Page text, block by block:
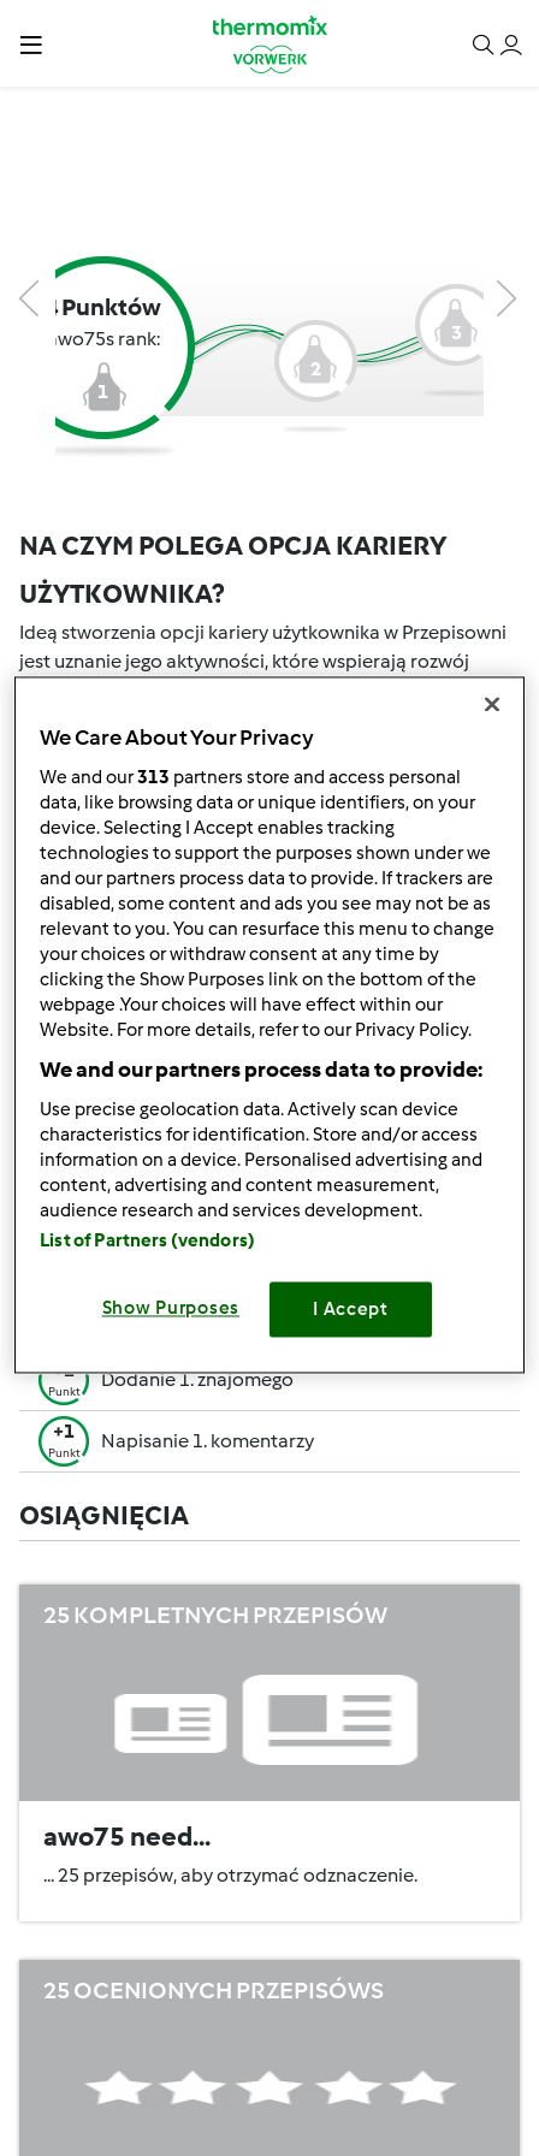
4 Punktów
awo75s rank:
1
2
3
NA CZYM POLEGA OPCJA KARIERY
UŻYTKOWNIKA?
Ideą stworzenia opcji kariery użytkownika w Przepisowni
jest uznanie jego aktywności, które wspierają rozwój
portalu społecznościowym są nagradzane przez punkty.
Osiągnięcie określonej liczby punktów, automatycznie
podwyższa Twoje miejsce w rankingu społecznościowym,
który określany jest numerem wewnątrz fartucha obok
nazwy użytkownika.
W JAKI SPOSÓB MOŻESZ OTRZYMAĆ
PUNKTY ZA AKTYWNOŚĆ?
Punkty można otrzymać za aktywności, które są
wymienione poniżej. Za każdym razem, gdy otrzymujesz
punkty, są one dodawane to Twojej kariery użytkownika.
Poniżej możesz również sprawdzić które aktywności
społecznościowym.
+50
Punktów
Zwycięzca konkursu
+10
Utworzenie przepisu (całość = 10 pkt, część =
Ocenienie 1 przepisu
+1
Punkt
Dodanie 1. znajomego
+1
Punkt
Napisanie 1. komentarzy
OSIĄGNIĘCIA
25 KOMPLETNYCH PRZEPISÓW
awo75 need...
... 25 przepisów, aby otrzymać odznaczenie.
25 OCENIONYCH PRZEPISÓWS
We Care About Your Privacy
We and our313 partners store and access personal
data, like browsing data or unique identifiers, on your
device. Selecting I Accept enables tracking
technologies to support the purposes shown under we
and our partners process data to provide. If trackers are
disabled, some content and ads you see may not be as
relevant to you. You can resurface this menu to change
your choices or withdraw consent at any time by
clicking the Show Purposes link on the bottom of the
webpage .Your choices will have effect within our
Website. For more details, refer to our Privacy Policy.
We and our partners process data to provide:
Use precise geolocation data. Actively scan device
characteristics for identification. Store and/or access
information on a device. Personalised advertising and
content, advertising and content measurement,
audience research and services development.
List of Partners (vendors)
Show Purposes I Accept